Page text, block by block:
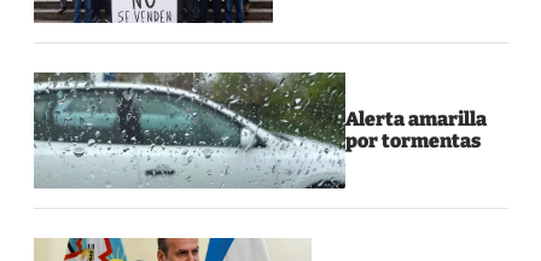
Alerta amarilla
por tormentas